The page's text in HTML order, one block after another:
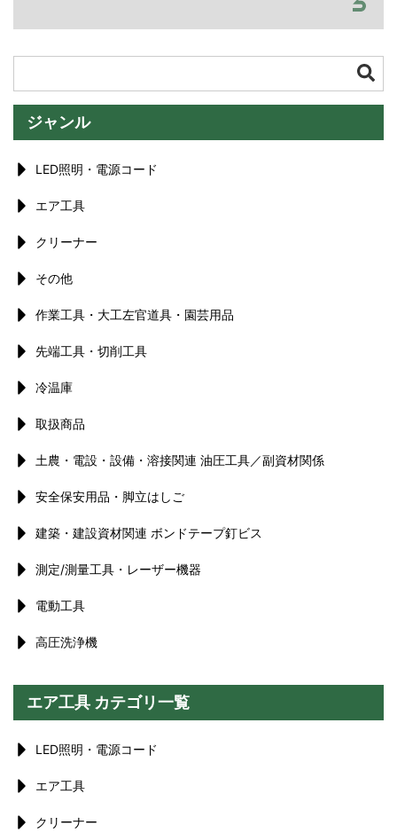
ジャンル
LED照明・電源コード
エア工具
クリーナー
その他
作業工具・大工左官道具・園芸用品
先端工具・切削工具
冷温庫
取扱商品
土農・電設・設備・溶接関連 油圧工具／副資材関係
安全保安用品・脚立はしご
建築・建設資材関連 ボンドテープ釘ビス
測定/測量工具・レーザー機器
電動工具
高圧洗浄機
エア工具 カテゴリ一覧
LED照明・電源コード
エア工具
クリーナー